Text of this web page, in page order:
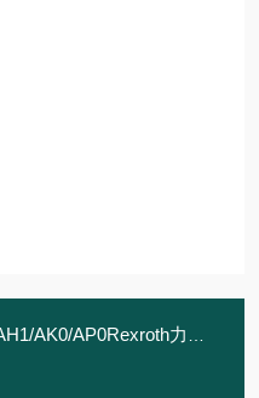
力士乐 伺服电机 MAD强制通风